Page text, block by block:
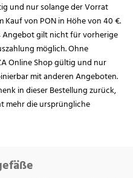
und nur solange der Vorrat
Kauf von PON in Höhe von 40 €.
Angebot gilt nicht für vorherige
möglich. Ohne
Online Shop gültig und nur
mit anderen Angeboten.
in dieser Bestellung zurück,
mehr die ursprüngliche